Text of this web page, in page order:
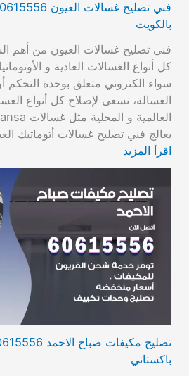
بالكويت
فني تصليح غسالات العيون من أهم
كل أنواع الغسالات العادية و
سواء الكتروني متعلق بوحدة التحكم
الغسالة، نسعى لإصلاح كل أنواع
يعالج فني تصليح غسالات أتوماتيك
اقرأ المزيد
باكستاني